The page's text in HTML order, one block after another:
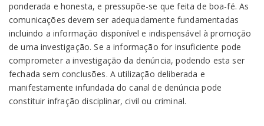
ponderada e honesta, e pressupõe-se que feita de boa-fé. As
comunicações devem ser adequadamente fundamentadas
incluindo a informação disponível e indispensável à promoção
de uma investigação. Se a informação for insuficiente pode
comprometer a investigação da denúncia, podendo esta ser
fechada sem conclusões. A utilização deliberada e
manifestamente infundada do canal de denúncia pode
constituir infração disciplinar, civil ou criminal.